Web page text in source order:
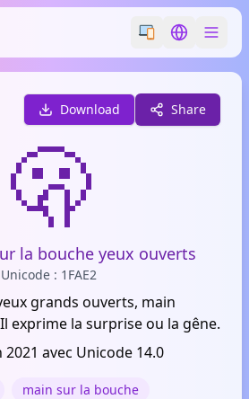
Switch emoji
Switch
Download Share
🫢
la bouche yeux ouverts
Unicode : 1FAE2
grands ouverts, main
exprime la surprise ou la gêne.
2021 avec Unicode 14.0
main sur la bouche